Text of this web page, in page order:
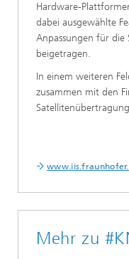
Hardware-
dabei ausgewählte
Anpassungen für die
beigetragen.
In einem weiteren
zusammen mit den
Mehr zu